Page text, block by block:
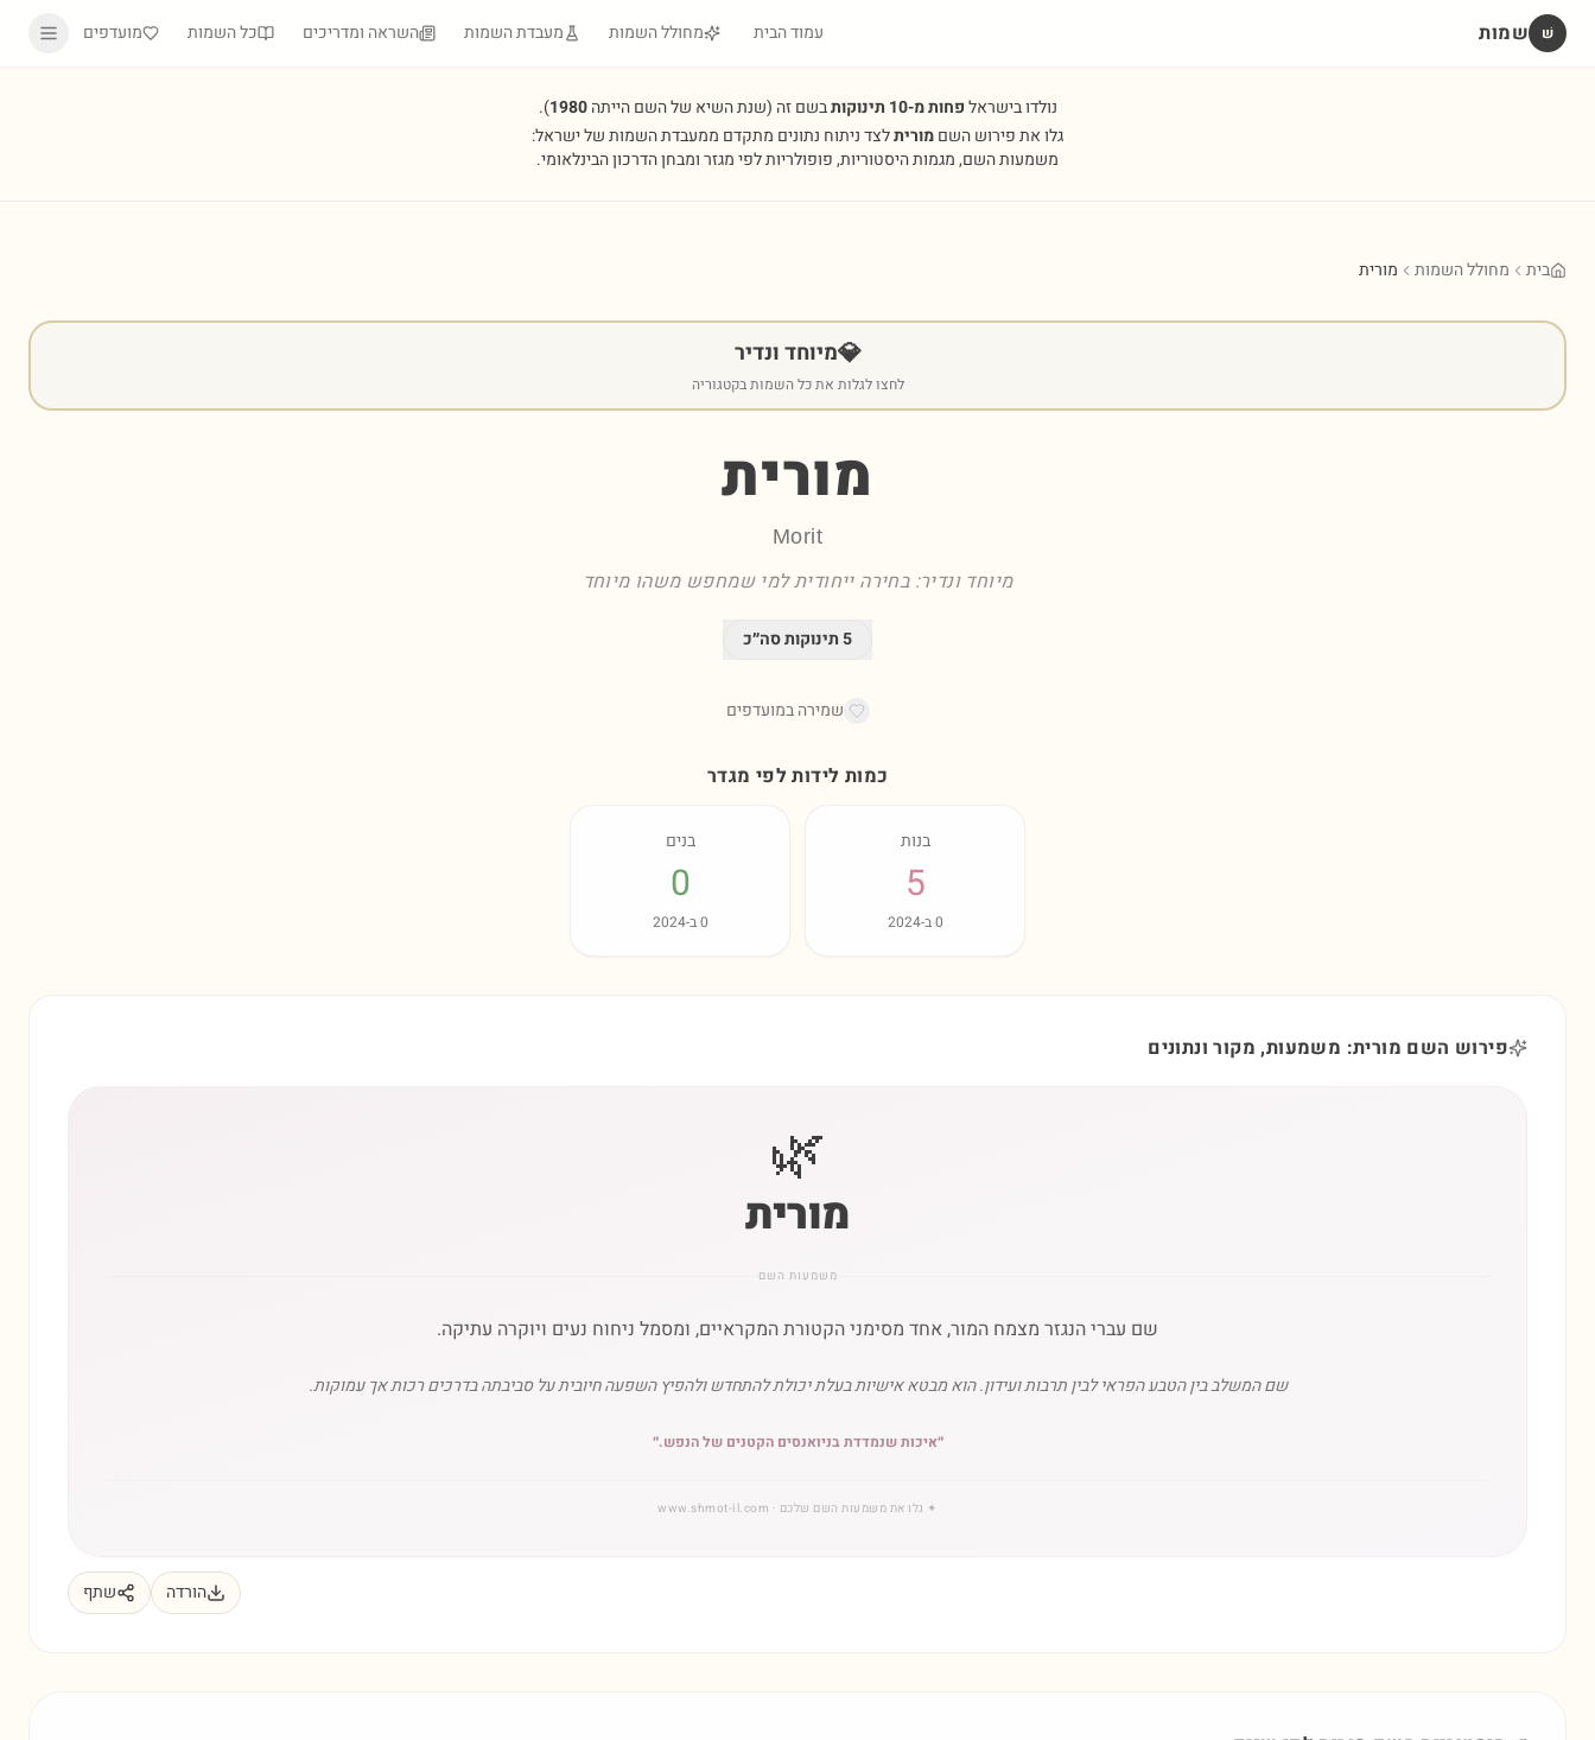
שׁ שמות עמוד הבית מחולל השמות מעבדת השמות השראה ומדריכים כל השמות מועדפים
נולדו בישראלפחות מ-10 תינוקות בשם זה (שנת השיא של השם הייתה1980
).
גלו את פירוש השםמוריתלצד ניתוח נתונים מתקדם ממעבדת השמות של ישראל:
משמעות השם, מגמות היסטוריות, פופולריות לפי מגזר ומבחן הדרכון הבינלאומי.
בית מחולל השמות מורית
💎מיוחד ונדיר
לחצו לגלות את כל השמות בקטגוריה
מורית
Morit
מיוחד ונדיר: בחירה ייחודית למי שמחפש משהו מיוחד
5תינוקות סה״כ
שמירה במועדפים
כמות לידות לפי מגדר
בנות
5
0ב-2024
בנים
0
0ב-2024
פירוש השם מורית: משמעות, מקור ונתונים
🌿
מורית
משמעות השם
שם עברי הנגזר מצמח המור, אחד מסימני הקטורת המקראיים, ומסמל ניחוח נעים ויוקרה עתיקה.
שם המשלב בין הטבע הפראי לבין תרבות ועידון. הוא מבטא אישיות בעלת יכולת להתחדש ולהפיץ השפעה חיובית על סביבתה בדרכים רכות אך עמוקות.
״איכות שנמדדת בניואנסים הקטנים של הנפש.״
✦ גלו את משמעות השם שלכם · www.shmot-il.com
הורדה שתף